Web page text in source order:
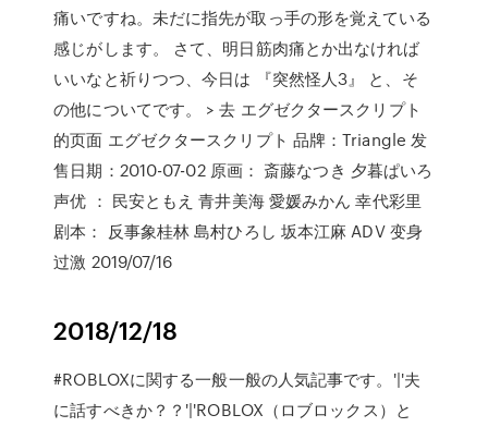
痛いですね。未だに指先が取っ手の形を覚えている
感じがします。 さて、明日筋肉痛とか出なければ
いいなと祈りつつ、今日は 『突然怪人3』 と、そ
の他についてです。 > 去 エグゼクタースクリプト
的页面 エグゼクタースクリプト 品牌：Triangle 发
售日期：2010-07-02 原画： 斎藤なつき 夕暮ぱいろ
声优 ： 民安ともえ 青井美海 愛媛みかん 幸代彩里
剧本： 反事象桂林 島村ひろし 坂本江麻 ADV 变身
过激 2019/07/16
2018/12/18
#ROBLOXに関する一般一般の人気記事です。'|'夫
に話すべきか？？'|'ROBLOX（ロブロックス）と